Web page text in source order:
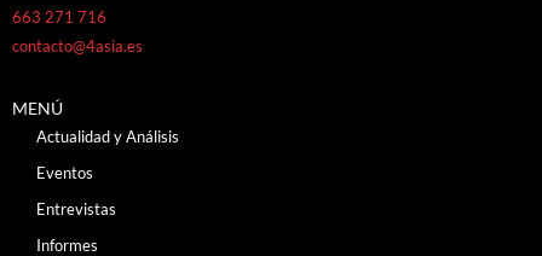
663 271 716
contacto@4asia.es
MENÚ
Actualidad y Análisis
Eventos
Entrevistas
Informes